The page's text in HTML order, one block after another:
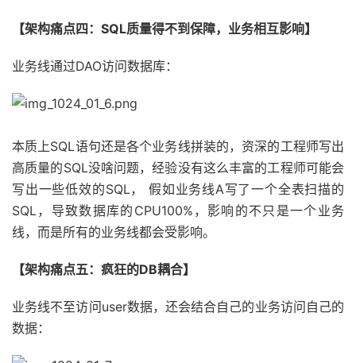
【架构痛点四：SQL质量得不到保障，业务相互影响】
业务线通过DAO访问数据库：
本质上SQL语句还是各个业务线拼装的，资深的工程师写出
高质量的SQL没啥问题，经验没有这么丰富的工程师可能会
写出一些低效的SQL， 假如业务线A写了一个全表扫描的
SQL，导致数据库的CPU100%，影响的不只是一个业务
线，而是所有的业务线都会受影响。
【架构痛点五：疯狂的DB耦合】
业务线不至访问user数据，还会结合自己的业务访问自己的
数据：